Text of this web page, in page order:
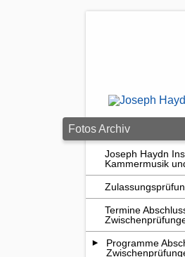
Fotos Archiv
Joseph Haydn
Kammermusik
Termine
Programme